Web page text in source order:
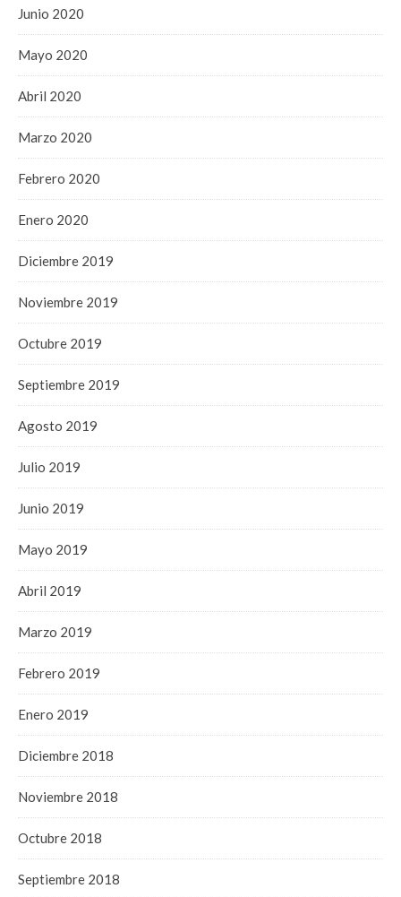
Junio 2020
Mayo 2020
Abril 2020
Marzo 2020
Febrero 2020
Enero 2020
Diciembre 2019
Noviembre 2019
Octubre 2019
Septiembre 2019
Agosto 2019
Julio 2019
Junio 2019
Mayo 2019
Abril 2019
Marzo 2019
Febrero 2019
Enero 2019
Diciembre 2018
Noviembre 2018
Octubre 2018
Septiembre 2018